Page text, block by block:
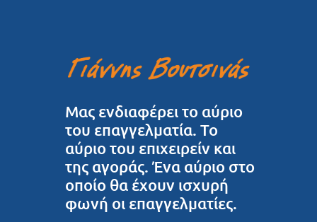
Μας ενδιαφέρει το αύριο
του επαγγελματία. Το
αύριο του επιχειρείν και
της αγοράς. Ένα αύριο στο
οποίο θα έχουν ισχυρή
φωνή οι επαγγελματίες.